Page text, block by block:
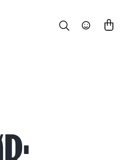
Search Community